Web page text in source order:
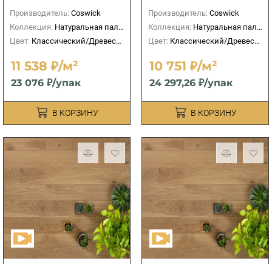
Производитель: Coswick
Коллекция: Натуральная палитра
Цвет: Классический/Древесный
11 538 ₽/м²
23 076 ₽/упак
В КОРЗИНУ
Производитель: Coswick
Коллекция: Натуральная палитра
Цвет: Классический/Древесный
10 751 ₽/м²
24 297,26 ₽/упак
В КОРЗИНУ